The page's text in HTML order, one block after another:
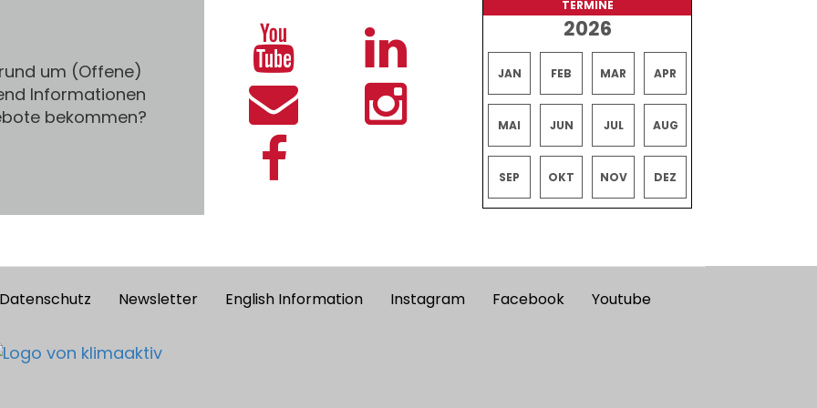
um (Offene)
Informationen
bekommen?
TERMINE
2026
JAN FEB MAR APR
MAI JUN JUL AUG
SEP OKT NOV DEZ
Datenschutz Newsletter English Information Instagram Facebook Youtube